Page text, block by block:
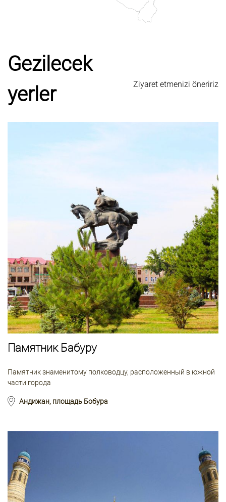
Gezilecek
yerler
Ziyaret etmenizi öneririz
Памятник Бабуру
Памятник знаменитому полководцу, расположенный в южной
части города
Андижан, площадь Бобура